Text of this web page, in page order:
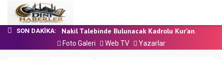
SON DAKIKA:
24 Temmuz 2026 - Cuma Hutbesi
7 Ağustos 2026 - Cuma Hutbesi
Nakil Talebinde Bulunacak Kadrolu Kur’an...
Aşçı Alımı (Kurum İçi) Sınavı (Sözlü) So...
Foto Galeri Web TV Yazarlar